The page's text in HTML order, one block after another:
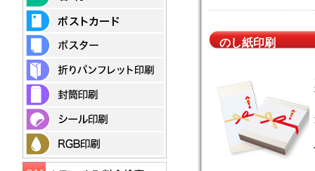
のし紙印刷